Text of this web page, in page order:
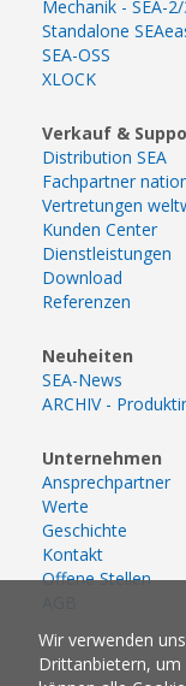
Mechanik - SEA-
Standalone
SEA-OSS
XLOCK
Verkauf &
Distribution SEA
Fachpartner
Vertretungen
Kunden Center
Dienstleistungen
Download
Referenzen
Neuheiten
SEA-News
ARCHIV -
Unternehmen
Ansprechpartner
Werte
Geschichte
Kontakt
Offene Stellen
Wir verwenden
Drittanbietern, um